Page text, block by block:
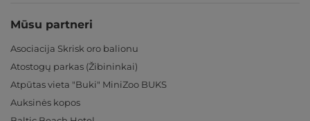
Mūsu partneri
Asociacija Skrisk oro balionu
Atostogų parkas (Žibininkai)
Atpūtas vieta "Buki" MiniZoo BUKS
Auksinės kopos